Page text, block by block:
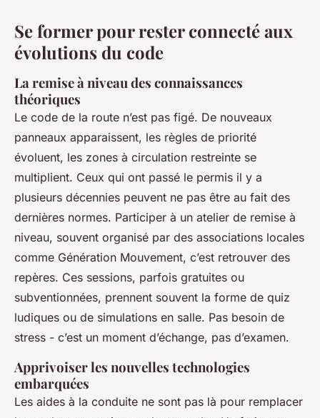
Se former pour rester connecté aux
évolutions du code
La remise à niveau des connaissances
théoriques
Le code de la route n’est pas figé. De nouveaux
panneaux apparaissent, les règles de priorité
évoluent, les zones à circulation restreinte se
multiplient. Ceux qui ont passé le permis il y a
plusieurs décennies peuvent ne pas être au fait des
dernières normes. Participer à un atelier de remise à
niveau, souvent organisé par des associations locales
comme Génération Mouvement, c’est retrouver des
repères. Ces sessions, parfois gratuites ou
subventionnées, prennent souvent la forme de quiz
ludiques ou de simulations en salle. Pas besoin de
stress - c’est un moment d’échange, pas d’examen.
Apprivoiser les nouvelles technologies
embarquées
Les aides à la conduite ne sont pas là pour remplacer